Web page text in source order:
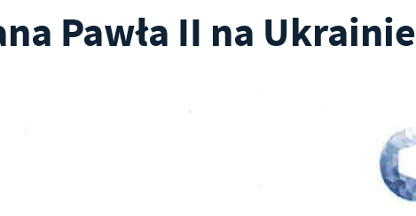
Pawła II na Ukrainie